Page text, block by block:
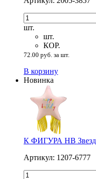
шт.
шт.
КОР.
72.00 руб. за шт.
В корзину
Новинка
К ФИГУРА HB Звезда
Артикул: 1207-6777